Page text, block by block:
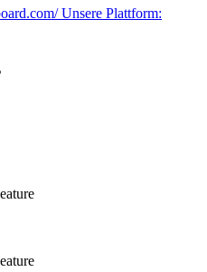
Unsere Plattform: